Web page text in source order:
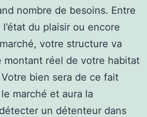
nombre de besoins. Entre
du plaisir ou encore
votre structure va
montant réel de votre habitat
bien sera de ce fait
marché et aura la
un détenteur dans